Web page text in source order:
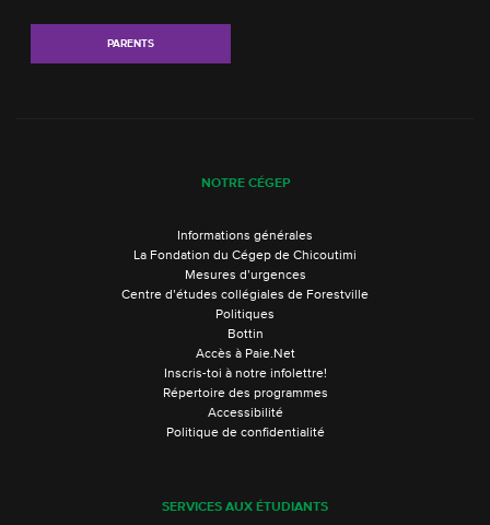
PARENTS
NOTRE CÉGEP
Informations générales
La Fondation du Cégep de Chicoutimi
Mesures d’urgences
Centre d’études collégiales de Forestville
Politiques
Bottin
Accès à Paie.Net
Inscris-toi à notre infolettre!
Répertoire des programmes
Accessibilité
Politique de confidentialité
SERVICES AUX ÉTUDIANTS